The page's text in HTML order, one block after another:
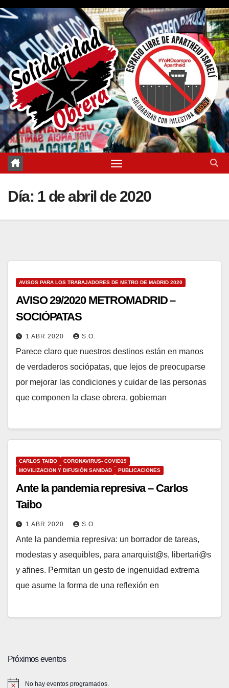
Saltar
contenido
Día: 1 de abril de 2020
AVISOS PARA LOS TRABAJADORES DE METRO DE MADRID 2020
AVISO 29/2020 METROMADRID –
SOCIÓPATAS
1 ABR 2020 S.O.
Parece claro que nuestros destinos están en manos
de verdaderos sociópatas, que lejos de preocuparse
por mejorar las condiciones y cuidar de las personas
que componen la clase obrera, gobiernan
CARLOS TAIBO
CORONAVIRUS- COVID19
MOVILIZACION Y DIFUSIÓN SANIDAD
PUBLICACIONES
Ante la pandemia represiva – Carlos
Taibo
1 ABR 2020 S.O.
Ante la pandemia represiva: un borrador de tareas,
modestas y asequibles, para anarquist@s, libertari@s
y afines. Permitan un gesto de ingenuidad extrema
que asume la forma de una reflexión en
Próximos eventos
No hay eventos programados.